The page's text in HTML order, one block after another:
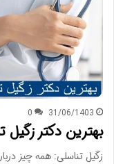
31/06/1403
0
بهترین دکتر زگیل
زگیل تناسلی: همه چیز